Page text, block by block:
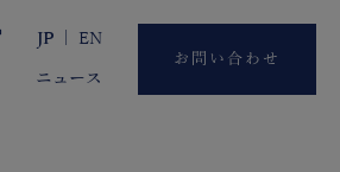
JP EN
ニュース
お問い合わせ